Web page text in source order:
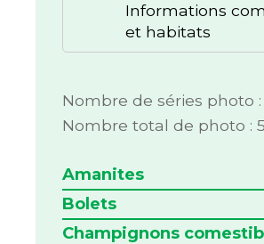
Informations
et habitats
Nombre de séries photo :
Nombre total de photo :
Amanites
Bolets
Champignons